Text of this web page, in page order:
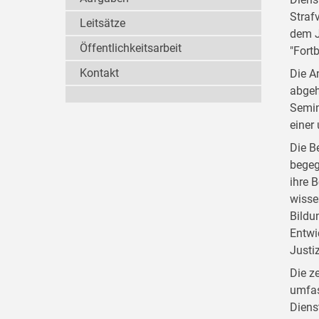
dem
Die
einer
Die
ihre
Die
Leitsätze
Öffentlichkeitsarbeit
Kontakt